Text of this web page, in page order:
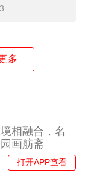
多
相融合，名
画舫斋
打开APP查看